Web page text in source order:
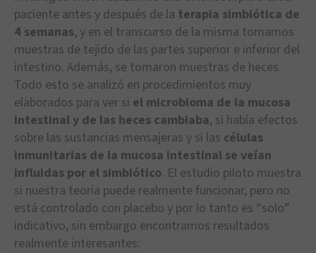
paciente antes y después de la terapia simbiótica de
4 semanas, y en el transcurso de la misma tomamos
muestras de tejido de las partes superior e inferior del
intestino. Además, se tomaron muestras de heces.
Todo esto se analizó en procedimientos muy
elaborados para ver si el microbioma de la mucosa
intestinal y de las heces cambiaba, si había efectos
sobre las sustancias mensajeras y si las células
inmunitarias de la mucosa intestinal se veían
influidas por el simbiótico. El estudio piloto muestra
si nuestra teoría puede realmente funcionar, pero no
está controlado con placebo y por lo tanto es “solo”
indicativo, sin embargo encontramos resultados
realmente interesantes: